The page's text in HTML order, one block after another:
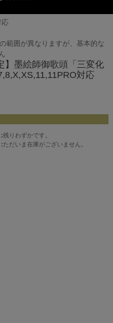
応
範囲が異なりますが、基本的な
】墨絵師御歌頭「三変化
対応
残りわずかです。
ただいま在庫がございません。